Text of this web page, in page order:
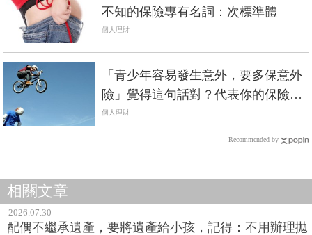
不知的保險專有名詞：次標準體
個人理財
「青少年容易發生意外，要多保意外
險」覺得這句話對？代表你的保險觀
念錯了
個人理財
Recommended by
相關文章
2026.07.30
配偶不繼承遺產，要將遺產給小孩，記得：不用辦理拋